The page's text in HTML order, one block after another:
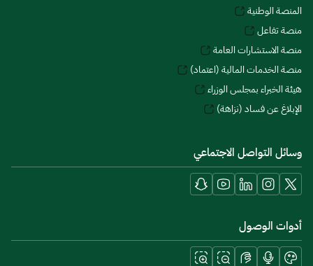
المنصة الوطنية
منصة تفاعل
منصة الاستشارات العامة
منصة الخدمات المالية (اعتماد)
هيئة الخبراء بمجلس الوزراء
الإبلاغ عن فساد (نزاهة)
وسائل التواصل الاجتماعي
أدوات الوصول